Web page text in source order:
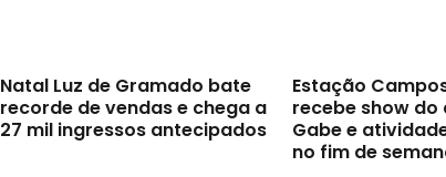
Natal Luz de Gramado bate
recorde de vendas e chega a
27 mil ingressos antecipados
Estação
recebe show do
Gabe e
no fim de